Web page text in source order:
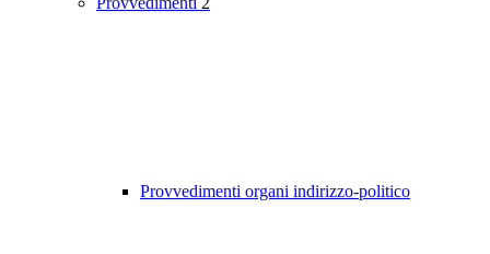
Provvedimenti organi indirizzo-politico